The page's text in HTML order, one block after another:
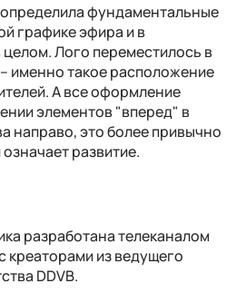
фундаментальные
графике эфира и в
Лого переместилось в
именно такое расположение
А все оформление
элементов "вперед" в
направо, это более привычно
развитие.
разработана телеканалом
из ведущего
DDVB.